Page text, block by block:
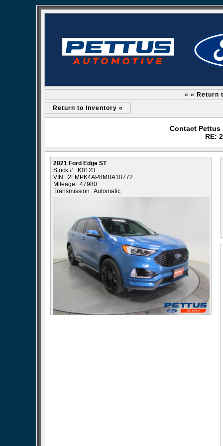
» » Return
Return to Inventory «
Contact Pettus
RE:
2021 Ford Edge ST
Stock # : K0123
VIN : 2FMPK4AP8MBA10772
Mileage : 47980
Transmission : Automatic